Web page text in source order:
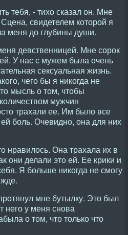
тебя, - тихо сказал он. Мне
свидетелем которой я
меня до глубины души.
девственницей. Мне сорок
У нас с мужем была очень
сексуальная жизнь.
чего бы я никогда не
мысль о том, чтобы
мужчин
трахали ее. Им было все
боль. Очевидно, она для них
нравилось. Она трахала их в
они делали это ей. Ее крики и
Я больше никогда не смогу
мне бутылку. Это был
него у меня снова
о том, что только что